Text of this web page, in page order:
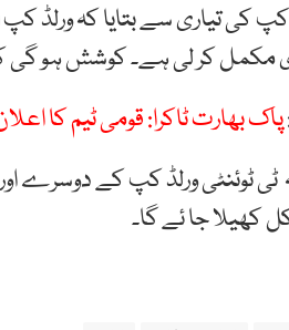
کپ کی تیاری سے بتایا کہ ورلڈ
مکمل کر لی ہے۔ کوشش ہو گی
پاک بھارت ٹاکرا: قومی ٹیم کا
ٹوئنٹی ورلڈ کپ کے دوسرے
کھیلا جا ئے گا۔